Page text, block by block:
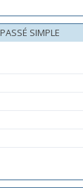
PASSÉ SIMPLE